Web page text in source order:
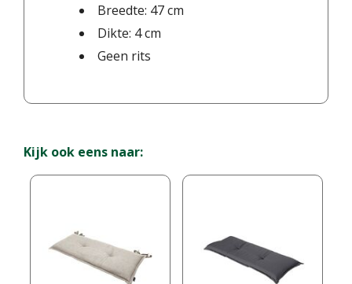
Breedte: 47 cm
Dikte: 4 cm
Geen rits
Kijk ook eens naar: